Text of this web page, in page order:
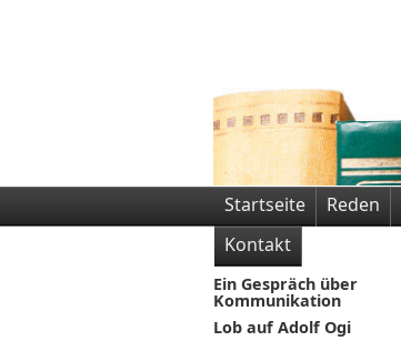
Startseite Reden
Kontakt
Ein Gespräch über
Kommunikation
Lob auf Adolf Ogi